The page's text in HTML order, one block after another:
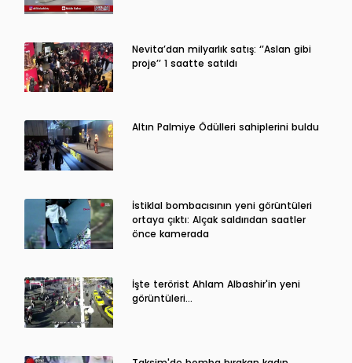
Nevita’dan milyarlık satış: ‘’Aslan gibi
proje’’ 1 saatte satıldı
Altın Palmiye Ödülleri sahiplerini buldu
İstiklal bombacısının yeni görüntüleri
ortaya çıktı: Alçak saldırıdan saatler
önce kamerada
İşte terörist Ahlam Albashir'in yeni
görüntüleri…